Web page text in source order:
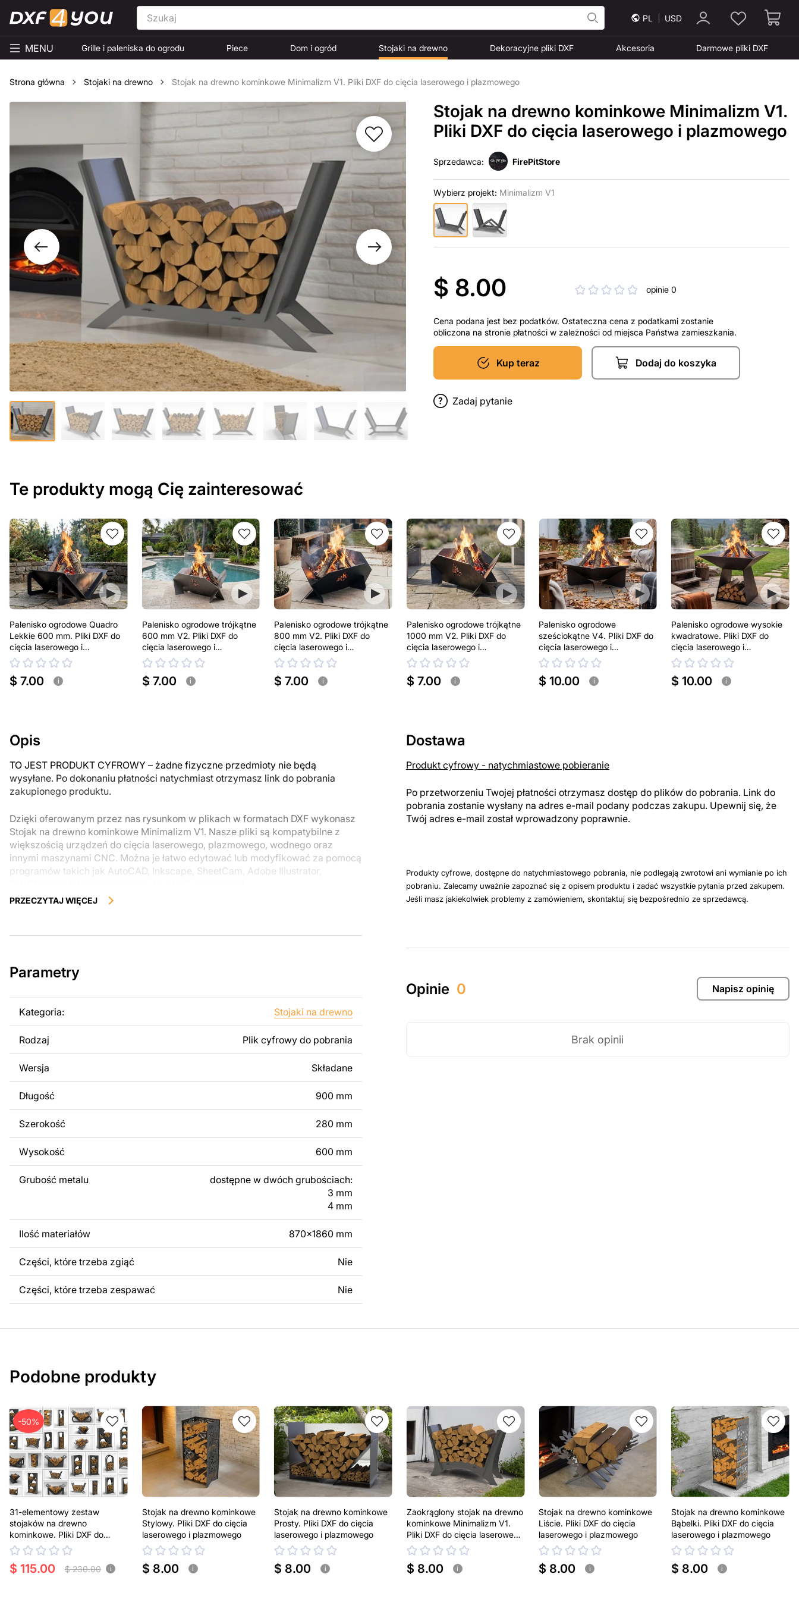
PL USD
MENU Grille i paleniska do ogrodu Piece Dom i ogród Stojaki na drewno Dekoracyjne pliki DXF Akcesoria Darmowe pliki DXF
Strona główna Stojaki na drewno Stojak na drewno kominkowe Minimalizm V1. Pliki DXF do cięcia laserowego i plazmowego
Stojak na drewno kominkowe Minimalizm V1.
Pliki DXF do cięcia laserowego i plazmowego
Sprzedawca: FirePitStore
Wybierz projekt: Minimalizm V1
$ 8.00 opinie 0
Cena podana jest bez podatków. Ostateczna cena z podatkami zostanie
obliczona na stronie płatności w zależności od miejsca Państwa zamieszkania.
Kup teraz Dodaj do koszyka
Zadaj pytanie
Te produkty mogą Cię zainteresować
Palenisko ogrodowe Quadro
Lekkie 600 mm. Pliki DXF do
cięcia laserowego i
plazmowego
$ 7.00 i
Palenisko ogrodowe trójkątne
600 mm V2. Pliki DXF do
cięcia laserowego i
plazmowego
$ 7.00 i
Palenisko ogrodowe trójkątne
800 mm V2. Pliki DXF do
cięcia laserowego i
plazmowego
$ 7.00 i
Palenisko ogrodowe trójkątne
1000 mm V2. Pliki DXF do
cięcia laserowego i
plazmowego
$ 7.00 i
Palenisko ogrodowe
sześciokątne V4. Pliki DXF do
cięcia laserowego i
plazmowego
$ 10.00 i
Palenisko ogrodowe wysokie
kwadratowe. Pliki DXF do
cięcia laserowego i
plazmowego
$ 10.00 i
Opis
TO JEST PRODUKT CYFROWY – żadne fizyczne przedmioty nie będą
wysyłane. Po dokonaniu płatności natychmiast otrzymasz link do pobrania
zakupionego produktu.
Dzięki oferowanym przez nas rysunkom w plikach w formatach DXF wykonasz
Stojak na drewno kominkowe Minimalizm V1. Nasze pliki są kompatybilne z
większością urządzeń do cięcia laserowego, plazmowego, wodnego oraz
innymi maszynami CNC. Można je łatwo edytować lub modyfikować za pomocą
programów takich jak AutoCAD, Inkscape, SheetCam, Adobe Illustrator,
zostały zaprojektowane z myślą o nowoczesnej estetyce i łatwym montażu, aby
Można używać tych plików do tworzenia gotowych produktów zarówno do
odsprzedaż lub udostępnianie oryginalnych bądź zmodyfikowanych plików jest
Za dodatkową opłatą możemy dostosować projekt poprzez dodanie tekstu,
obrazów lub logo Twojej firmy albo wprowadzenie innych modyfikacji według
Twoich potrzeb. Jeśli potrzebujesz indywidualnego projektu metalowego
produktu, skontaktuj się z nami.
Jeśli masz jakiekolwiek pytania lub potrzebujesz pomocy, skontaktuj się z nami
w dowolnym momencie – zawsze chętnie pomożemy.
PRZECZYTAJ WIĘCEJ
Parametry
Kategoria: Stojaki na drewno
Rodzaj Plik cyfrowy do pobrania
Wersja Składane
Długość 900 mm
Szerokość 280 mm
Wysokość 600 mm
Grubość metalu
dostępne w dwóch grubościach:
3 mm
4 mm
Ilość materiałów 870x1860 mm
Części, które trzeba zgiąć Nie
Części, które trzeba zespawać Nie
Dostawa
Produkt cyfrowy - natychmiastowe pobieranie
Po przetworzeniu Twojej płatności otrzymasz dostęp do plików do pobrania. Link do
pobrania zostanie wysłany na adres e-mail podany podczas zakupu. Upewnij się, że
Twój adres e-mail został wprowadzony poprawnie.
Produkty cyfrowe, dostępne do natychmiastowego pobrania, nie podlegają zwrotowi ani wymianie po ich
pobraniu. Zalecamy uważnie zapoznać się z opisem produktu i zadać wszystkie pytania przed zakupem.
Jeśli masz jakiekolwiek problemy z zamówieniem, skontaktuj się bezpośrednio ze sprzedawcą.
Opinie 0 Napisz opinię
Brak opinii
Podobne produkty
-50%
31-elementowy zestaw
stojaków na drewno
kominkowe. Pliki DXF do
cięcia laserowego i
plazmowego
$ 115.00 $ 230.00 i
Stojak na drewno kominkowe
Stylowy. Pliki DXF do cięcia
laserowego i plazmowego
$ 8.00 i
Stojak na drewno kominkowe
Prosty. Pliki DXF do cięcia
laserowego i plazmowego
$ 8.00 i
Zaokrąglony stojak na drewno
kominkowe Minimalizm V1.
Pliki DXF do cięcia laserowego
i plazmowego
$ 8.00 i
Stojak na drewno kominkowe
Liście. Pliki DXF do cięcia
laserowego i plazmowego
$ 8.00 i
Stojak na drewno kominkowe
Bąbelki. Pliki DXF do cięcia
laserowego i plazmowego
$ 8.00 i